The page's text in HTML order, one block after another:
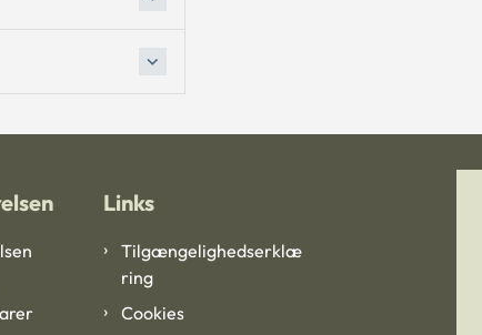
Links
Tilgængelighedserklæ
ring
Cookies